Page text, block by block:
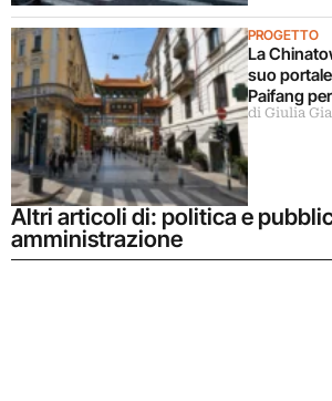
PROGETTO
La
suo
Paifang
di Giulia
Altri articoli di: politica e
amministrazione